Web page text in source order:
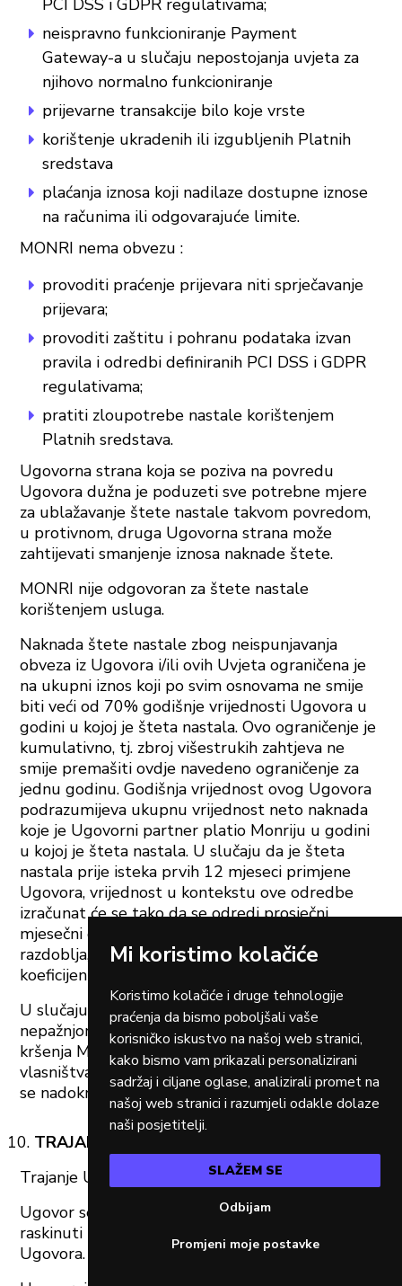
Mi koristimo kolačiće
Koristimo kolačiće i druge tehnologije
praćenja da bismo poboljšali vaše
korisničko iskustvo na našoj web stranici,
kako bismo vam prikazali personalizirani
sadržaj i ciljane oglase, analizirali promet na
našoj web stranici i razumjeli odakle dolaze
naši posjetitelji.
SLAŽEM SE
Odbijam
Promjeni moje postavke
PCI DSS i GDPR regulativama;
neispravno funkcioniranje Payment
Gateway-a u slučaju nepostojanja uvjeta za
njihovo normalno funkcioniranje
prijevarne transakcije bilo koje vrste
korištenje ukradenih ili izgubljenih Platnih
sredstava
plaćanja iznosa koji nadilaze dostupne iznose
na računima ili odgovarajuće limite.
MONRI nema obvezu :
provoditi praćenje prijevara niti sprječavanje
prijevara;
provoditi zaštitu i pohranu podataka izvan
pravila i odredbi definiranih PCI DSS i GDPR
regulativama;
pratiti zloupotrebe nastale korištenjem
Platnih sredstava.
Ugovorna strana koja se poziva na povredu
Ugovora dužna je poduzeti sve potrebne mjere
za ublažavanje štete nastale takvom povredom,
u protivnom, druga Ugovorna strana može
zahtijevati smanjenje iznosa naknade štete.
MONRI nije odgovoran za štete nastale
korištenjem usluga.
Naknada štete nastale zbog neispunjavanja
obveza iz Ugovora i/ili ovih Uvjeta ograničena je
na ukupni iznos koji po svim osnovama ne smije
biti veći od 70% godišnje vrijednosti Ugovora u
godini u kojoj je šteta nastala. Ovo ograničenje je
kumulativno, tj. zbroj višestrukih zahtjeva ne
smije premašiti ovdje navedeno ograničenje za
jednu godinu. Godišnja vrijednost ovog Ugovora
podrazumijeva ukupnu vrijednost neto naknada
koje je Ugovorni partner platio Monriju u godini
u kojoj je šteta nastala. U slučaju da je šteta
nastala prije isteka prvih 12 mjeseci primjene
Ugovora, vrijednost u kontekstu ove odredbe
izračunat će se tako da se odredi prosječni
mjesečni obračunati iznos tijekom ugovornog
razdoblja, a zatim se ta vrijednost pomnoži s
koeficijentom 12.
U slučaju štete nanesene namjerno ili krajnjom
nepažnjom ili štete koju je pretrpio MONRI zbog
kršenja Monrijevih prava intelektualnog
vlasništva od strane Ugovornog partnera, šteta
se nadoknađuje u cijelosti.
TRAJANJE, OTKAZ I RASKID UGOVORA
Trajanje Ugovora će se utvrditi Ugovorom.
Ugovor se u bilo koje doba može sporazumno
raskinuti u obliku pisanog sporazuma o raskidu
Ugovora.